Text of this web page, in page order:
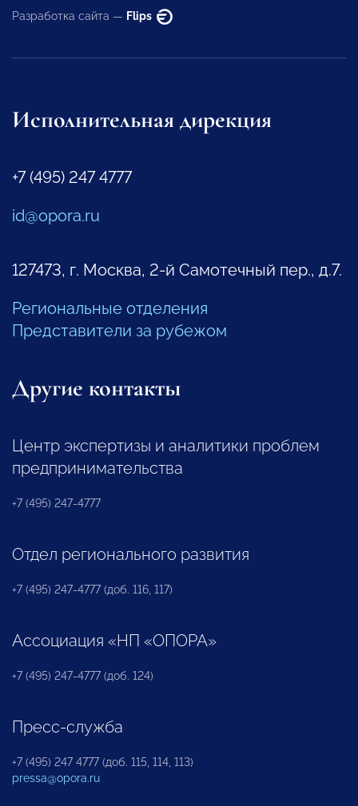
Разработка сайта — Flips
Исполнительная дирекция
+7 (495) 247 4777
id@opora.ru
127473, г. Москва, 2-й Самотечный пер., д.7.
Региональные отделения
Представители за рубежом
Другие контакты
Центр экспертизы и аналитики проблем
предпринимательства
+7 (495) 247-4777
Отдел регионального развития
+7 (495) 247-4777 (доб. 116, 117)
Ассоциация «НП «ОПОРА»
+7 (495) 247-4777 (доб. 124)
Пресс-служба
+7 (495) 247 4777 (доб. 115, 114, 113)
pressa@opora.ru